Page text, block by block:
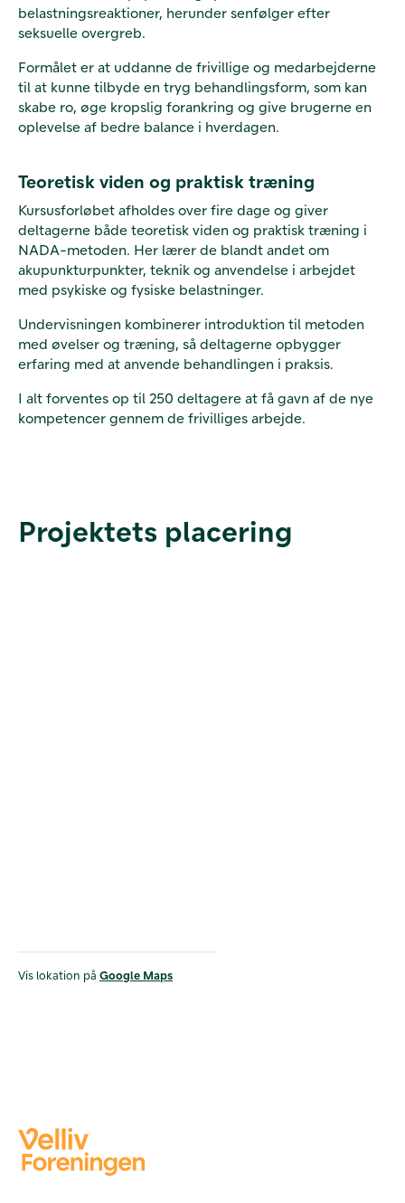
belastningsreaktioner, herunder senfølger efter
seksuelle overgreb.
Formålet er at uddanne de frivillige og medarbejderne
til at kunne tilbyde en tryg behandlingsform, som kan
skabe ro, øge kropslig forankring og give brugerne en
oplevelse af bedre balance i hverdagen.
Teoretisk viden og praktisk træning
Kursusforløbet afholdes over fire dage og giver
deltagerne både teoretisk viden og praktisk træning i
NADA-metoden. Her lærer de blandt andet om
akupunkturpunkter, teknik og anvendelse i arbejdet
med psykiske og fysiske belastninger.
Undervisningen kombinerer introduktion til metoden
med øvelser og træning, så deltagerne opbygger
erfaring med at anvende behandlingen i praksis.
I alt forventes op til 250 deltagere at få gavn af de nye
kompetencer gennem de frivilliges arbejde.
Projektets placering
Vis lokation på Google Maps